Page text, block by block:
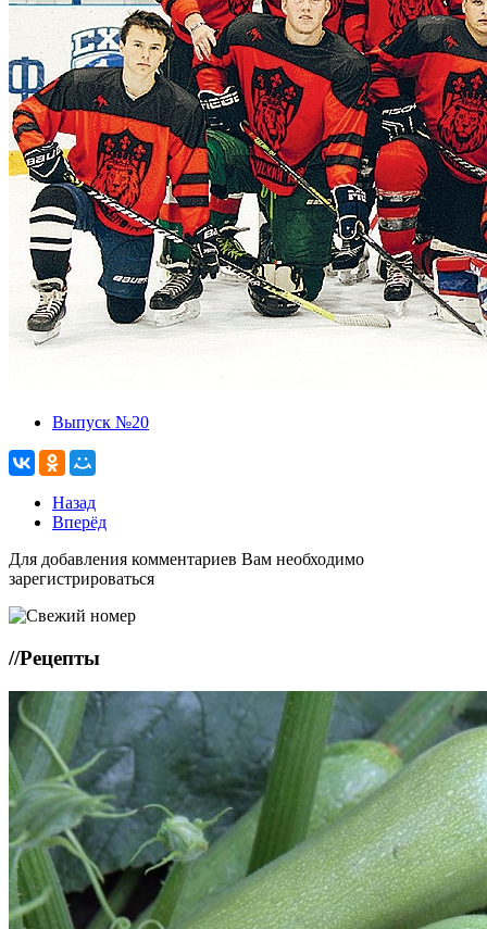
Выпуск №20
Назад
Вперёд
Для добавления комментариев Вам необходимо
зарегистрироваться
//Рецепты